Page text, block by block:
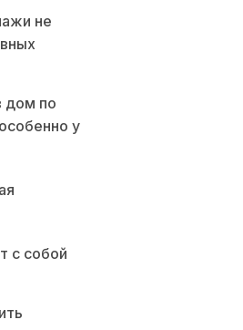
не
дом по
у
с собой